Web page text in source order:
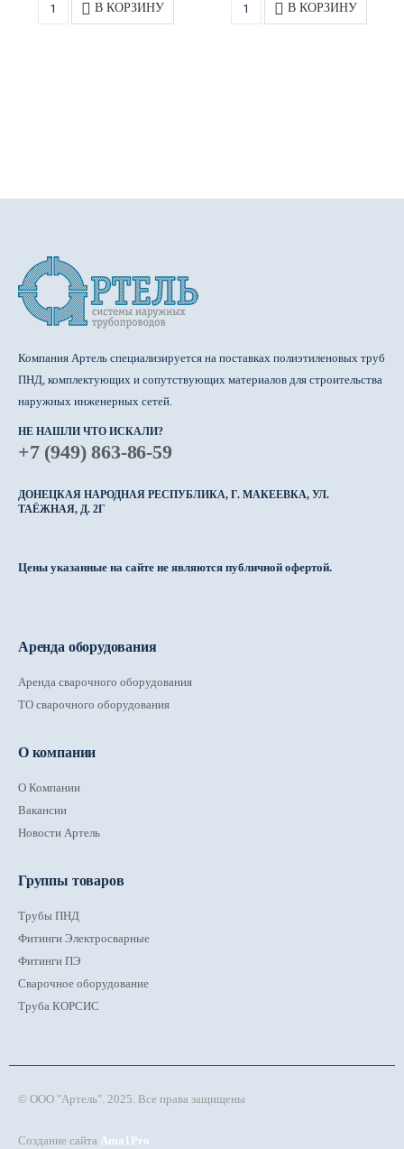
В КОРЗИНУ В КОРЗИНУ
Компания Артель специализируется на поставках полиэтиленовых труб
ПНД, комплектующих и сопутствующих материалов для строительства
наружных инженерных сетей.
НЕ НАШЛИ ЧТО ИСКАЛИ?
+7 (949) 863-86-59
ДОНЕЦКАЯ НАРОДНАЯ РЕСПУБЛИКА, Г. МАКЕЕВКА, УЛ.
ТАЁЖНАЯ, Д. 2Г
Цены указанные на сайте не являются публичной офертой.
Аренда оборудования
Аренда сварочного оборудования
ТО сварочного оборудования
О компании
О Компании
Вакансии
Новости Артель
Группы товаров
Трубы ПНД
Фитинги Электросварные
Фитинги ПЭ
Сварочное оборудование
Труба КОРСИС
© ООО "Артель". 2025. Все права защищены
Создание сайта Ama1Pro